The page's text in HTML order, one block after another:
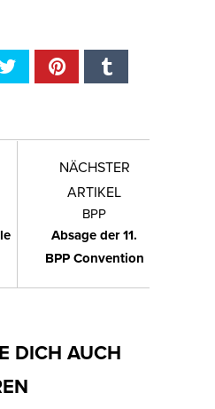
NÄCHSTER
ARTIKEL
BPP
Absage der 11.
BPP Convention
DICH AUCH